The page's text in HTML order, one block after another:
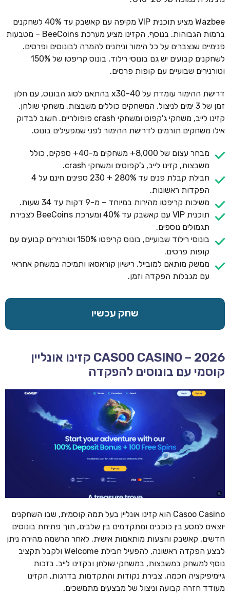
Wazbee מציע תוכנית VIP מקיפה עם קאשבק עד 40% לשחקנים
ברמות הגבוהות. בנוסף, הקזינו מציע מערכת BeeCoins – מטבעות
פנימיים שנצברים על כל הימור וניתנים להמרה לבונוסים ופרסים.
לשחקנים קבועים יש גם בונוסי רילוד, בונוס קריפטו של 150%
וטורנירים שבועיים עם קופות פרסים.
דרישת ההימור עומדת על x30-40 בהתאם לסוג הבונוס, עם חלון
זמן של 3 ימים לניצול. המשחקים כוללים משבצות, משחקי שולחן,
קזינו לייב, משחקי ג'קפוט ומשחקי crash פופולריים. חשוב לבדוק
אילו משחקים תורמים לדרישת ההימור לפני שמפעילים בונוס.
מבחר עצום של 8,000+ משחקים מ-40+ ספקים, כולל
משבצות, קזינו לייב, ג'קפוטים ומשחקי crash.
חבילת קבלת פנים עד 280% + 230 ספינים חינם על 4
הפקדות ראשונות.
משיכות קריפטו מהירות במיוחד – מ-9 דקות עד 34 שעות.
תוכנית VIP עם קאשבק עד 40% ומערכת BeeCoins לצבירת
תגמולים נוספים.
בונוסי רילוד שבועיים, בונוס קריפטו 150% וטורנירים קבועים עם
קופות פרסים.
ממשק מותאם למובייל, רישיון קוראסאו ותמיכה במשחק אחראי
עם מגבלות הפקדה וזמן.
שחק עכשיו
CASOO CASINO – 2026 קזינו אונליין
קוסמי עם בונוסים להפקדה
Casoo Casino הוא קזינו אונליין בעל תמה קוסמית, שבו השחקנים
יוצאים למסע בין כוכבים ומתקדמים בין שלבים, תוך פתיחת בונוסים
חדשים, קאשבק והצעות מותאמות אישית. לאחר הרשמה מהירה ניתן
לבצע הפקדה ראשונה, להפעיל חבילת Welcome ולקבל תקציב
נוסף למשחק במשבצות, במשחקי שולחן ובקזינו לייב. בזכות
גיימיפיקציה חכמה, צבירת נקודות והתקדמות בדרגות, הקזינו
מעודד חזרה קבועה וניצול של מבצעים מתמשכים.